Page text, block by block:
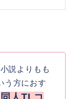
説よりもも
う方におす